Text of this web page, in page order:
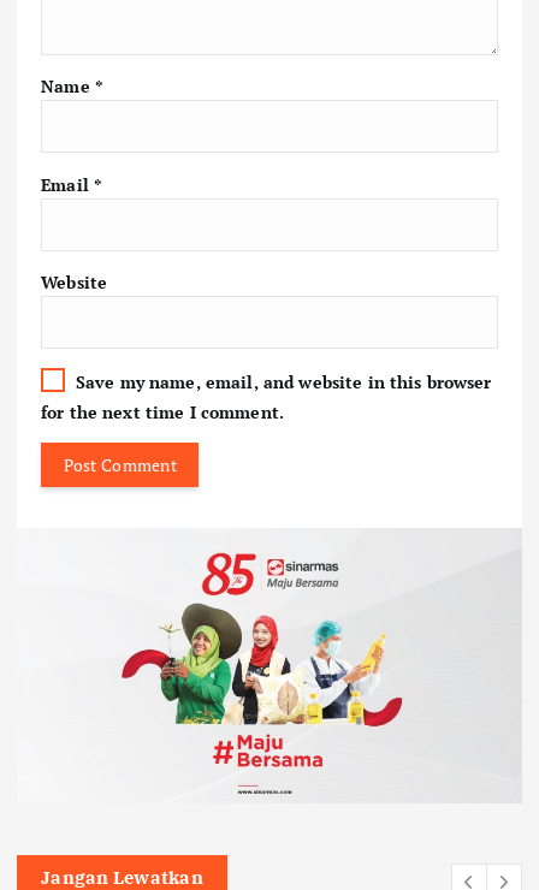
Name *
Email *
Website
Save my name, email, and website in this browser
for the next time I comment.
Jangan Lewatkan